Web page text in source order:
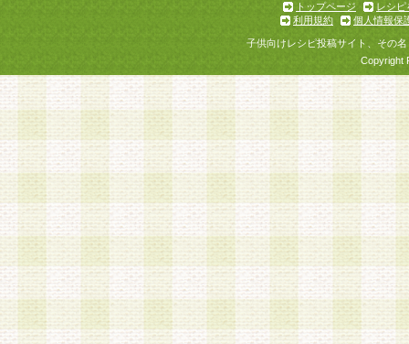
トップページ
レシピ
利用規約
個人情報保
子供向けレシピ投稿サイト、その
Copyright